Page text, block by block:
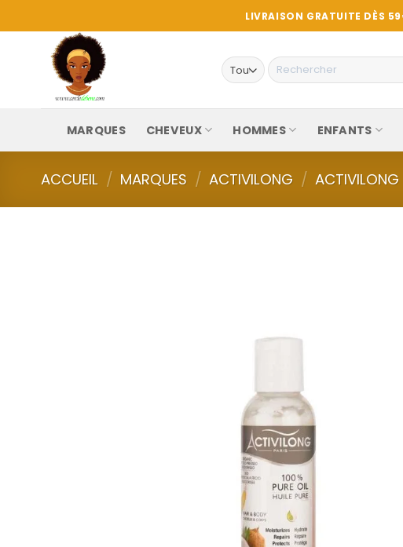
au
LIVRAISON GRATUITE DÈS
Recherche
pour :
MARQUES CHEVEUX HOMMES ENFANTS
ACCUEIL / MARQUES / ACTIVILONG / ACTIVILONG